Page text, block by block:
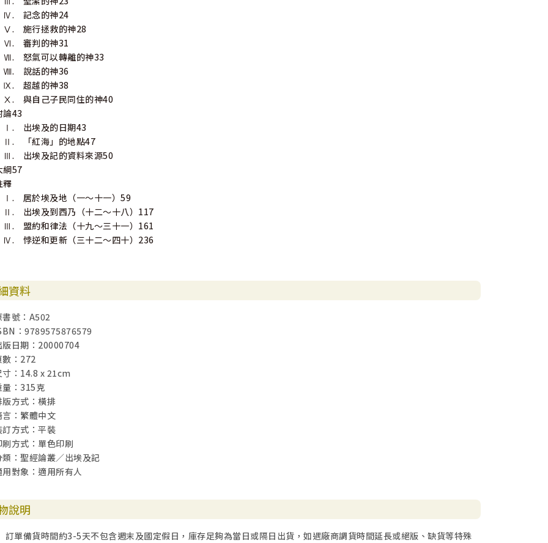
記念的神24
施行拯救的神28
審判的神31
怒氣可以轉離的神33
說話的神36
超越的神38
與自己子民同住的神40
論43
出埃及的日期43
「紅海」的地點47
出埃及記的資料來源50
綱57
釋
居於埃及地（一～十一）59
出埃及到西乃（十二～十八）117
盟約和律法（十九～三十一）161
悖逆和更新（三十二～四十）236
資料
書號：A502
：9789575876579
版日期：20000704
數：272
寸：14.8 x 21cm
量：315克
版方式：橫排
言：繁體中文
訂方式：平裝
刷方式：單色印刷
類：聖經論叢／出埃及記
用對象：適用所有人
說明
訂單備貨時間約3-5天不包含週末及國定假日，庫存足夠為當日或隔日出貨，如遇廠商調貨時間延長或絕版、缺貨等特殊